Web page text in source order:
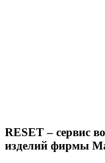
RESET – сервис
изделий фирмы